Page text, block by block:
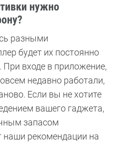
нужно
разными
будет их постоянно
При входе в приложение,
недавно работали,
Если вы не хотите
вашего гаджета,
запасом
наши рекомендации на